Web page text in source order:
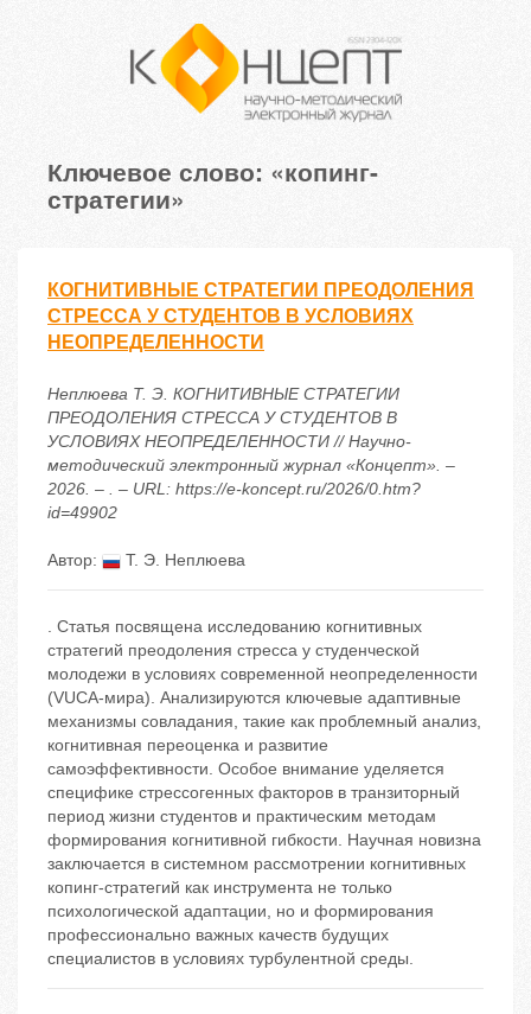
Ключевое слово: «копинг-
стратегии»
КОГНИТИВНЫЕ СТРАТЕГИИ ПРЕОДОЛЕНИЯ
СТРЕССА У СТУДЕНТОВ В УСЛОВИЯХ
НЕОПРЕДЕЛЕННОСТИ
Неплюева Т. Э. КОГНИТИВНЫЕ СТРАТЕГИИ
ПРЕОДОЛЕНИЯ СТРЕССА У СТУДЕНТОВ В
УСЛОВИЯХ НЕОПРЕДЕЛЕННОСТИ // Научно-
методический электронный журнал «Концепт». –
2026. – . – URL: https://e-koncept.ru/2026/0.htm?
id=49902
Автор: Т. Э. Неплюева
. Статья посвящена исследованию когнитивных
стратегий преодоления стресса у студенческой
молодежи в условиях современной неопределенности
(VUCA-мира). Анализируются ключевые адаптивные
механизмы совладания, такие как проблемный анализ,
когнитивная переоценка и развитие
самоэффективности. Особое внимание уделяется
специфике стрессогенных факторов в транзиторный
период жизни студентов и практическим методам
формирования когнитивной гибкости. Научная новизна
заключается в системном рассмотрении когнитивных
копинг-стратегий как инструмента не только
психологической адаптации, но и формирования
профессионально важных качеств будущих
специалистов в условиях турбулентной среды.